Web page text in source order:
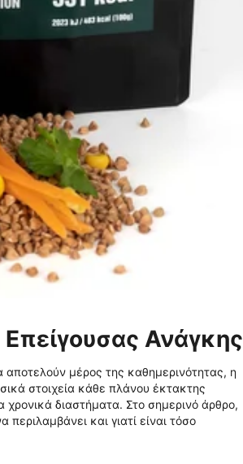
Ανάγκης
μέρος της καθημερινότητας, η
στοιχεία κάθε πλάνου έκτακτης
διαστήματα. Στο σημερινό άρθρο,
και γιατί είναι τόσο